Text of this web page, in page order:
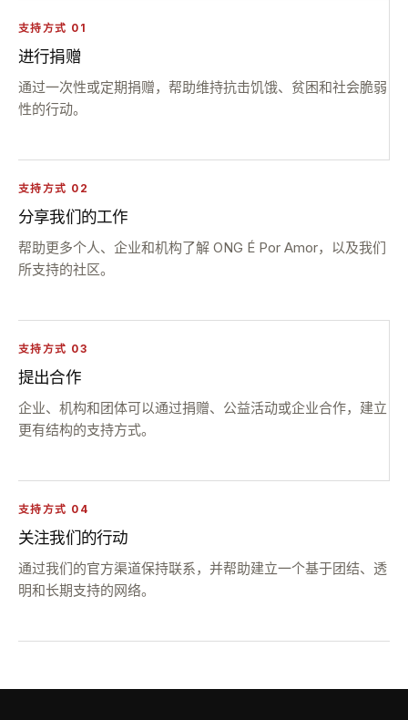
支持方式 01
进行捐赠
通过一次性或定期捐赠，帮助维持抗击饥饿、贫困和社会脆弱
性的行动。
支持方式 02
分享我们的工作
帮助更多个人、企业和机构了解 ONG É Por Amor，以及我们
所支持的社区。
支持方式 03
提出合作
企业、机构和团体可以通过捐赠、公益活动或企业合作，建立
更有结构的支持方式。
支持方式 04
关注我们的行动
通过我们的官方渠道保持联系，并帮助建立一个基于团结、透
明和长期支持的网络。